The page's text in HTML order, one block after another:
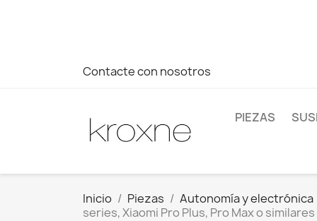
Contacte con nosotros
PIEZAS
Inicio Piezas
Autonomía y electrónica
series, Xiaomi Pro Plus, Pro Max o similares